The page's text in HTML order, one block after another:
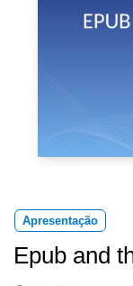
Apresentação
Epub and